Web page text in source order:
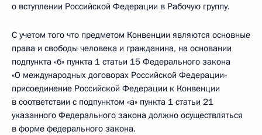
о вступлении Российской Федерации в Рабочую группу.
С учетом того что предметом Конвенции являются основные
права и свободы человека и гражданина, на основании
подпункта «б» пункта 1 статьи 15 Федерального закона
«О международных договорах Российской Федерации»
присоединение Российской Федерации к Конвенции
в соответствии с подпунктом «а» пункта 1 статьи 21
указанного Федерального закона должно осуществляться
в форме федерального закона.